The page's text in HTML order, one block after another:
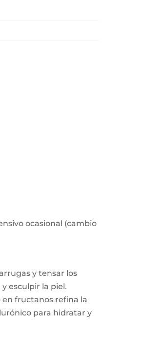
ocasional (cambio
y tensar los
esculpir la piel.
en fructanos refina la
para hidratar y